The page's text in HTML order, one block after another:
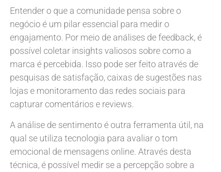
Entender o que a comunidade pensa sobre o
negócio é um pilar essencial para medir o
engajamento. Por meio de análises de feedback, é
possível coletar insights valiosos sobre como a
marca é percebida. Isso pode ser feito através de
pesquisas de satisfação, caixas de sugestões nas
lojas e monitoramento das redes sociais para
capturar comentários e reviews.
A análise de sentimento é outra ferramenta útil, na
qual se utiliza tecnologia para avaliar o tom
emocional de mensagens online. Através desta
técnica, é possível medir se a percepção sobre a